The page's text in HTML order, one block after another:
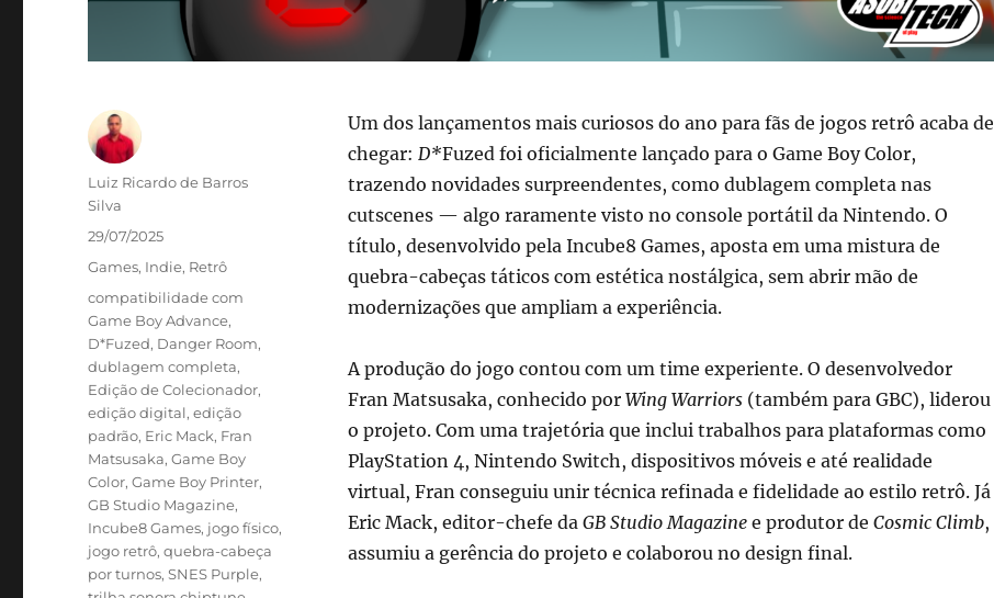
Um dos lançamentos mais curiosos do ano para fãs de jogos retrô acaba de
chegar: D*Fuzed foi oficialmente lançado para o Game Boy Color,
trazendo novidades surpreendentes, como dublagem completa nas
cutscenes — algo raramente visto no console portátil da Nintendo. O
título, desenvolvido pela Incube8 Games, aposta em uma mistura de
quebra-cabeças táticos com estética nostálgica, sem abrir mão de
modernizações que ampliam a experiência.
A produção do jogo contou com um time experiente. O desenvolvedor
Fran Matsusaka, conhecido por Wing Warriors(também para GBC), liderou
o projeto. Com uma trajetória que inclui trabalhos para plataformas como
PlayStation 4, Nintendo Switch, dispositivos móveis e até realidade
virtual, Fran conseguiu unir técnica refinada e fidelidade ao estilo retrô. Já
Eric Mack, editor-chefe da GB Studio Magazinee produtor de Cosmic Climb,
assumiu a gerência do projeto e colaborou no design final.
Autor
Luiz Ricardo de Barros
Silva
Publicado
29/07/2025
Categorias
Games, Indie, Retrô
Tags
compatibilidade com
Game Boy Advance,
D*Fuzed, Danger Room,
dublagem completa,
Edição de Colecionador,
edição digital,edição
padrão, Eric Mack, Fran
Matsusaka,Game Boy
Color,Game Boy Printer,
GB Studio Magazine,
Incube8 Games, jogo físico,
jogo retrô,quebra-cabeça
por turnos,SNES Purple,